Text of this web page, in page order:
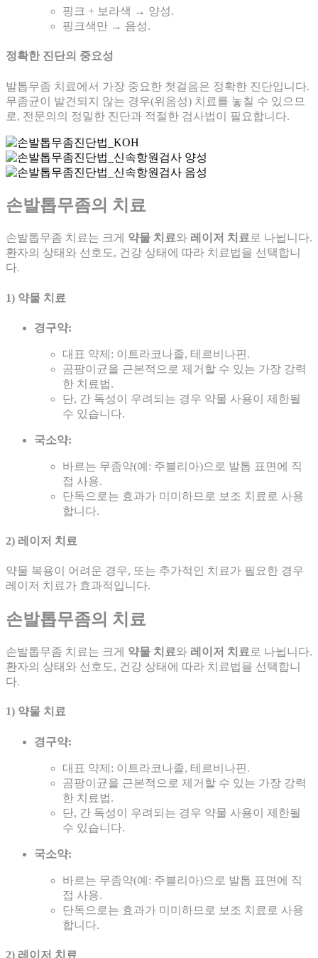
핑크 + 보라색 → 양성.
핑크색만 → 음성.
정확한 진단의 중요성
발톱무좀 치료에서 가장 중요한 첫걸음은 정확한 진단입니다.
무좀균이 발견되지 않는 경우(위음성) 치료를 놓칠 수 있으므
로, 전문의의 정밀한 진단과 적절한 검사법이 필요합니다.
손발톱무좀의 치료
손발톱무좀 치료는 크게 약물 치료와 레이저 치료 로 나뉩니다.
환자의 상태와 선호도, 건강 상태에 따라 치료법을 선택합니
다.
1) 약물 치료
경구약:
대표 약제: 이트라코나졸, 테르비나핀.
곰팡이균을 근본적으로 제거할 수 있는 가장 강력
한 치료법.
단, 간 독성이 우려되는 경우 약물 사용이 제한될
수 있습니다.
국소약:
바르는 무좀약(예: 주블리아)으로 발톱 표면에 직
접 사용.
단독으로는 효과가 미미하므로 보조 치료로 사용
합니다.
2) 레이저 치료
약물 복용이 어려운 경우, 또는 추가적인 치료가 필요한 경우
레이저 치료가 효과적입니다.
손발톱무좀의 치료
손발톱무좀 치료는 크게 약물 치료와 레이저 치료 로 나뉩니다.
환자의 상태와 선호도, 건강 상태에 따라 치료법을 선택합니
다.
1) 약물 치료
경구약:
대표 약제: 이트라코나졸, 테르비나핀.
곰팡이균을 근본적으로 제거할 수 있는 가장 강력
한 치료법.
단, 간 독성이 우려되는 경우 약물 사용이 제한될
수 있습니다.
국소약:
바르는 무좀약(예: 주블리아)으로 발톱 표면에 직
접 사용.
단독으로는 효과가 미미하므로 보조 치료로 사용
합니다.
2) 레이저 치료